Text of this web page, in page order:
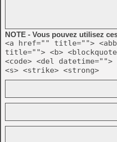
NOTE - Vous pouvez utilisez
<a href="" title="">
title=""> <b>
<code> <del
<s> <strike> <strong>